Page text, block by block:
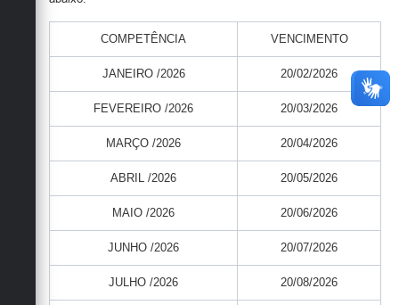
COMPETÊNCIA VENCIMENTO
JANEIRO /2026 20/02/2026
FEVEREIRO /2026 20/03/2026
MARÇO /2026 20/04/2026
ABRIL /2026 20/05/2026
MAIO /2026 20/06/2026
JUNHO /2026 20/07/2026
JULHO /2026 20/08/2026